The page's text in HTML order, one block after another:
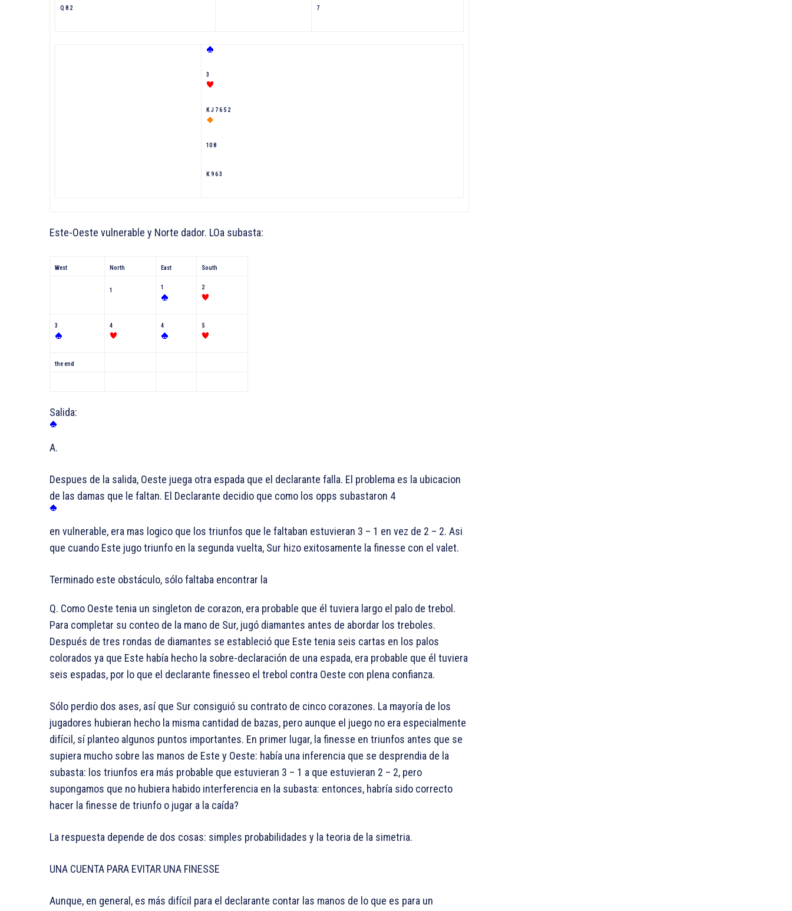
Q 8 2 7
3
K J 7 6 5 2
10 8
K 9 6 3
Este-Oeste vulnerable y Norte dador. LOa subasta:
West North East South
1 1 2
3 4 4 5
the end
Salida:
A.
Despues de la salida, Oeste juega otra espada que el declarante falla. El problema es la ubicacion
de las damas que le faltan. El Declarante decidio que como los opps subastaron 4
en vulnerable, era mas logico que los triunfos que le faltaban estuvieran 3 – 1 en vez de 2 – 2. Asi
que cuando Este jugo triunfo en la segunda vuelta, Sur hizo exitosamente la finesse con el valet.
Terminado este obstáculo, sólo faltaba encontrar la
Q. Como Oeste tenia un singleton de corazon, era probable que él tuviera largo el palo de trebol.
Para completar su conteo de la mano de Sur, jugó diamantes antes de abordar los treboles.
Después de tres rondas de diamantes se estableció que Este tenia seis cartas en los palos
colorados ya que Este había hecho la sobre-declaración de una espada, era probable que él tuviera
seis espadas, por lo que el declarante finesseo el trebol contra Oeste con plena confianza.
Sólo perdio dos ases, así que Sur consiguió su contrato de cinco corazones. La mayoría de los
jugadores hubieran hecho la misma cantidad de bazas, pero aunque el juego no era especialmente
difícil, sí planteo algunos puntos importantes. En primer lugar, la finesse en triunfos antes que se
supiera mucho sobre las manos de Este y Oeste: había una inferencia que se desprendia de la
subasta: los triunfos era más probable que estuvieran 3 – 1 a que estuvieran 2 – 2, pero
supongamos que no hubiera habido interferencia en la subasta: entonces, habría sido correcto
hacer la finesse de triunfo o jugar a la caída?
La respuesta depende de dos cosas: simples probabilidades y la teoria de la simetria.
UNA CUENTA PARA EVITAR UNA FINESSE
Aunque, en general, es más difícil para el declarante contar las manos de lo que es para un